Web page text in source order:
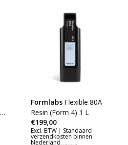
Formlabs Flexible 80A
Resin (Form 4) 1 L
€199,00
Excl. BTW | Standaard
verzendkosten binnen
Nederland